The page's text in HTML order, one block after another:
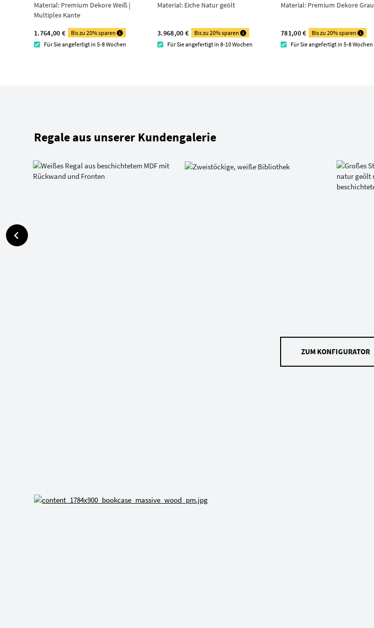
Material: Premium Dekore Weiß |
Multiplex Kante
1.764,00 €
Bis zu 20% sparen
Für Sie angefertigt in 5-8 Wochen
Material: Eiche Natur geölt
3.968,00 €
Bis zu 20% sparen
Für Sie angefertigt in 8-10 Wochen
Material: Premium Dekore Grau
781,00 €
Bis zu 20% sparen
Für Sie angefertigt in 5-8 Wochen
Regale aus unserer Kundengalerie
ZUM KONFIGURATOR